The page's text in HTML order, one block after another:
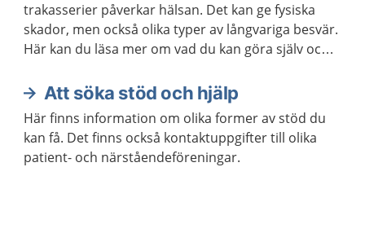
trakasserier påverkar hälsan. Det kan ge fysiska
skador, men också olika typer av långvariga besvär.
Här kan du läsa mer om vad du kan göra själv och
bättre.Att söka stöd och hjälp
Här finns information om olika former av stöd du
kan få. Det finns också kontaktuppgifter till olika
patient- och närståendeföreningar.